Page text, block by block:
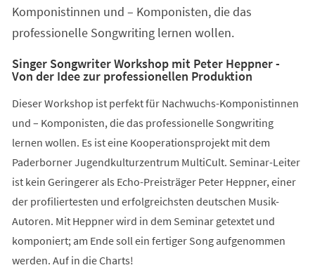
Komponistinnen und – Komponisten, die das
professionelle Songwriting lernen wollen.
Singer Songwriter Workshop mit Peter Heppner -
Von der Idee zur professionellen Produktion
Dieser Workshop ist perfekt für Nachwuchs-Komponistinnen
und – Komponisten, die das professionelle Songwriting
lernen wollen. Es ist eine Kooperationsprojekt mit dem
Paderborner Jugendkulturzentrum MultiCult. Seminar-Leiter
ist kein Geringerer als Echo-Preisträger Peter Heppner, einer
der profiliertesten und erfolgreichsten deutschen Musik-
Autoren. Mit Heppner wird in dem Seminar getextet und
komponiert; am Ende soll ein fertiger Song aufgenommen
werden. Auf in die Charts!